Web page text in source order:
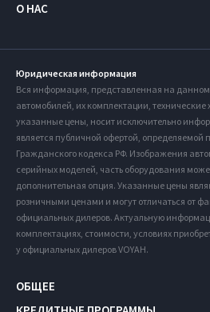
О НАС
Юридическая информация
Вся информация, представленная на
автомобилей, их комплектации, технические
указанные цены, носит исключительно
является публичной офертой, определяемой
Гражданского кодекса РФ. Изображения
серийных моделей, часть оборудования
дополнительная опция. Указанные цены
розничными ценами и могут отличаться от
официальных дилеров. Актуальную
комплектациях, стоимости, условиях
у официальных дилеров VOYAH.
ОБЩЕЕ